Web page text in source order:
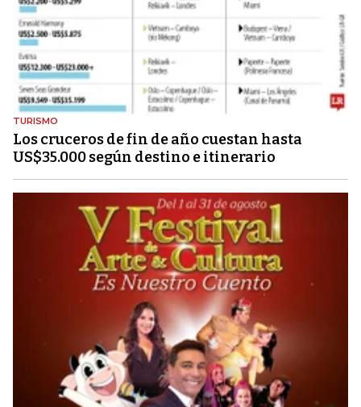
TURISMO
Los cruceros de fin de año cuestan hasta
US$35.000 según destino e itinerario